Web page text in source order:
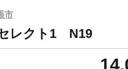
市
レクト1 N19